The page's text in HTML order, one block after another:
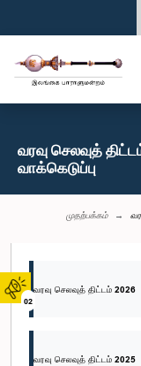
02
வரவு செலவுத்
வாக்கெடுப்பு
முதற்பக்கம்
வரவு செலவுத் திட்டம் 2026
வரவு செலவுத் திட்டம் 2025